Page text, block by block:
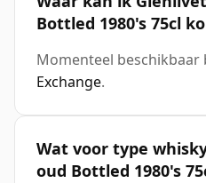
Bottled 1980's 75cl
Momenteel beschikbaar
Exchange.
Wat voor type
oud Bottled 1980's